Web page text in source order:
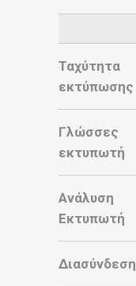
Ταχύτητα
εκτύπωσης
Γλώσσες
εκτυπωτή
Ανάλυση
Εκτυπωτή
Διασύνδεση